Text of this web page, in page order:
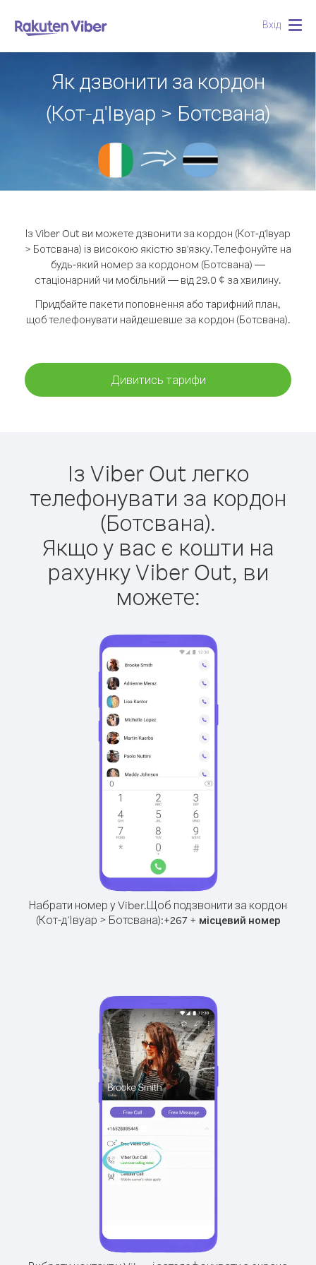
Вхід
Як дзвонити за кордон
(Кот-д'Івуар > Ботсвана)
Із Viber Out ви можете дзвонити за кордон (Кот-д'Івуар
> Ботсвана) із високою якістю зв'язку.Телефонуйте на
будь-який номер за кордоном (Ботсвана) —
стаціонарний чи мобільний — від 29.0 ¢ за хвилину.
Придбайте пакети поповнення або тарифний план,
щоб телефонувати найдешевше за кордон (Ботсвана).
Дивитись тарифи
Із Viber Out легко
телефонувати за кордон
(Ботсвана).
Якщо у вас є кошти на
рахунку Viber Out, ви
можете:
Набрати номер у Viber.Щоб подзвонити за кордон
(Кот-д'Івуар > Ботсвана):+267+ місцевий номер